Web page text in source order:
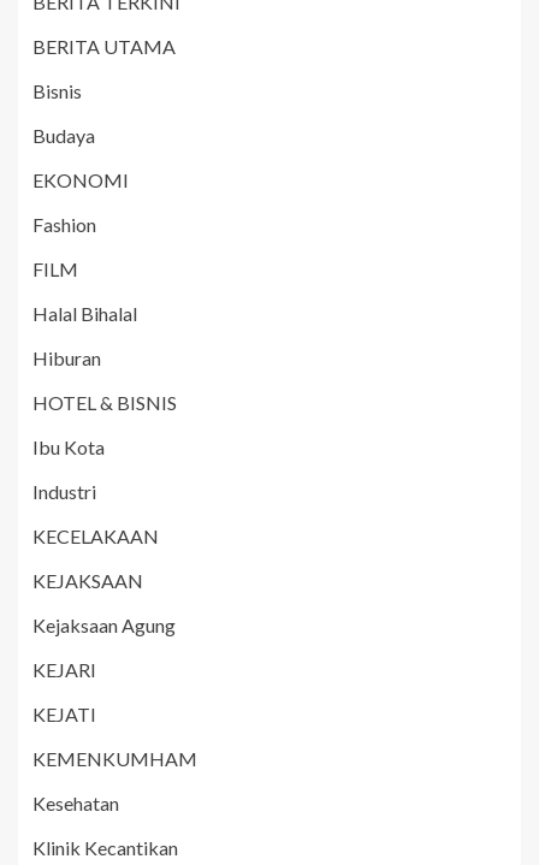
BERITA UTAMA
Bisnis
Budaya
EKONOMI
Fashion
FILM
Halal Bihalal
Hiburan
HOTEL & BISNIS
Ibu Kota
Industri
KECELAKAAN
KEJAKSAAN
Kejaksaan Agung
KEJARI
KEJATI
KEMENKUMHAM
Kesehatan
Klinik Kecantikan